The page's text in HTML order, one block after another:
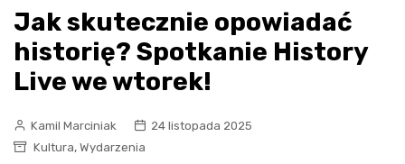
Jak skutecznie opowiadać
historię? Spotkanie History
Live we wtorek!
Kamil Marciniak
24 listopada 2025
Kultura, Wydarzenia